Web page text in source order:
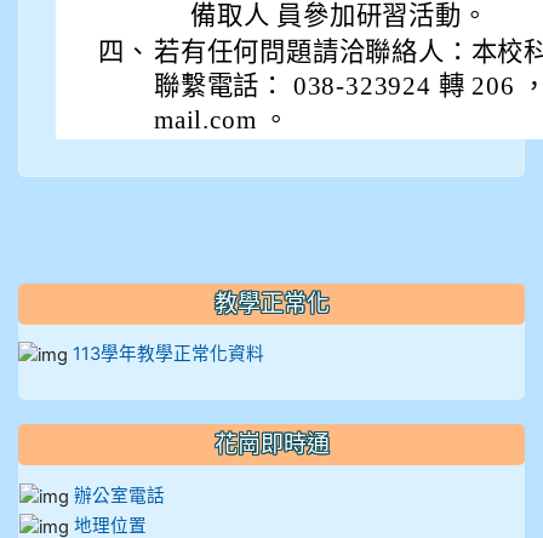
914王苡澄
備取人 員參加研習活動。
四、 若有任何問題請洽聯絡人：本校
聯繫電話： 038-323924 轉 206
mail.com 。
教學正常化
113學年教學正常化資料
花崗即時通
辦公室電話
地理位置